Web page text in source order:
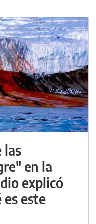
las
en la
explicó
este